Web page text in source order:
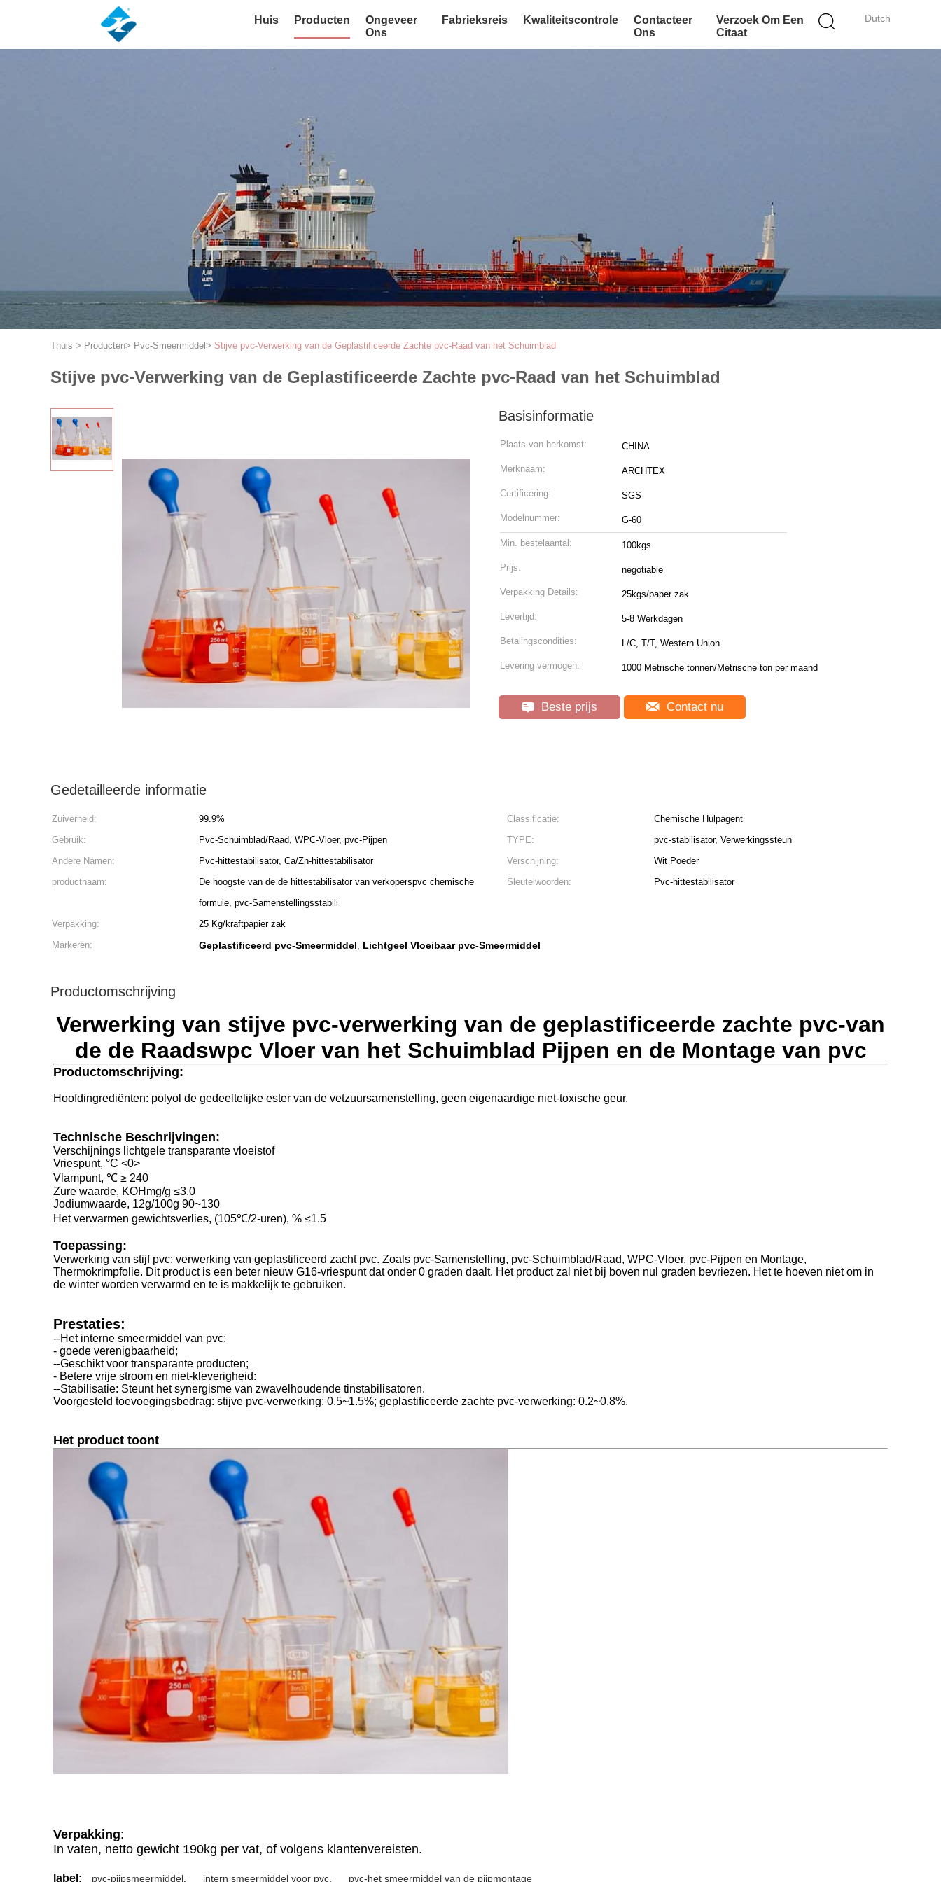
Dutch
Huis Producten
Ongeveer
Ons
Fabrieksreis Kwaliteitscontrole
Contacteer
Ons
Verzoek Om Een
Citaat
Thuis > Producten> Pvc-Smeermiddel > Stijve pvc-Verwerking van de Geplastificeerde Zachte pvc-Raad van het Schuimblad
Stijve pvc-Verwerking van de Geplastificeerde Zachte pvc-Raad van het Schuimblad
Basisinformatie
Plaats van herkomst: CHINA
Merknaam: ARCHTEX
Certificering: SGS
Modelnummer: G-60
Min. bestelaantal: 100kgs
Prijs: negotiable
Verpakking Details: 25kgs/paper zak
Levertijd: 5-8 Werkdagen
Betalingscondities: L/C, T/T, Western Union
Levering vermogen: 1000 Metrische tonnen/Metrische ton per maand
Beste prijs Contact nu
Gedetailleerde informatie
Zuiverheid: 99.9% Classificatie:
Chemische Hulpagent
Gebruik:
Pvc-Schuimblad/Raad, WPC-Vloer, pvc-Pijpen TYPE:
pvc-stabilisator, Verwerkingssteun
Andere Namen:
Pvc-hittestabilisator, Ca/Zn-hittestabilisator Verschijning:
Wit Poeder
productnaam:
De hoogste van de de hittestabilisator van verkoperspvc chemische
formule, pvc-Samenstellingsstabili
Sleutelwoorden: Pvc-hittestabilisator
Verpakking:
25 Kg/kraftpapier zak
Markeren:
Geplastificeerd pvc-Smeermiddel, Lichtgeel Vloeibaar pvc-Smeermiddel
Productomschrijving
Verwerking van stijve pvc-verwerking van de geplastificeerde zachte pvc-van
de de Raadswpc Vloer van het Schuimblad Pijpen en de Montage van pvc
Productomschrijving:
Hoofdingrediënten: polyol de gedeeltelijke ester van de vetzuursamenstelling, geen eigenaardige niet-toxische geur.
Technische Beschrijvingen:
Verschijnings lichtgele transparante vloeistof
Vriespunt, °C <0>
Vlampunt, ℃ ≥ 240
Zure waarde, KOHmg/g ≤3.0
Jodiumwaarde, 12g/100g 90~130
Het verwarmen gewichtsverlies, (105℃/2-uren), % ≤1.5
Toepassing:
Verwerking van stijf pvc; verwerking van geplastificeerd zacht pvc. Zoals pvc-Samenstelling, pvc-Schuimblad/Raad, WPC-Vloer, pvc-Pijpen en Montage,
Thermokrimpfolie. Dit product is een beter nieuw G16-vriespunt dat onder 0 graden daalt. Het product zal niet bij boven nul graden bevriezen. Het te hoeven niet om in
de winter worden verwarmd en te is makkelijk te gebruiken.
Prestaties:
--Het interne smeermiddel van pvc:
- goede verenigbaarheid;
--Geschikt voor transparante producten;
- Betere vrije stroom en niet-kleverigheid:
--Stabilisatie: Steunt het synergisme van zwavelhoudende tinstabilisatoren.
Voorgesteld toevoegingsbedrag: stijve pvc-verwerking: 0.5~1.5%; geplastificeerde zachte pvc-verwerking: 0.2~0.8%.
Het product toont
Verpakking:
In vaten, netto gewicht 190kg per vat, of volgens klantenvereisten.
label: pvc-pijpsmeermiddel intern smeermiddel voor pvc pvc-het smeermiddel van de pijpmontage